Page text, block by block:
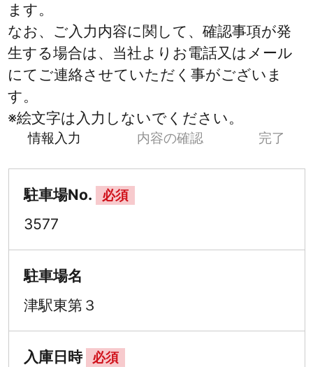
ます。
なお、ご入力内容に関して、確認事項が発
生する場合は、当社よりお電話又はメール
にてご連絡させていただく事がございま
す。
※絵文字は入力しないでください。
情報入力 内容の確認 完了
駐車場No. 必須
3577
駐車場名
津駅東第３
入庫日時 必須